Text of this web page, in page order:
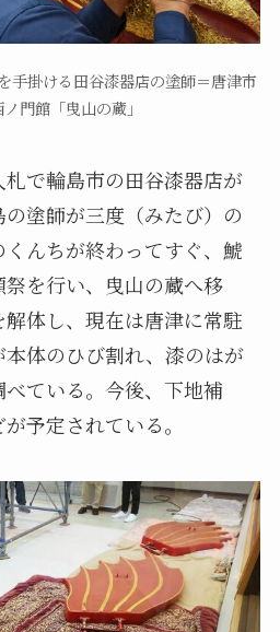
手掛ける田谷漆器店の塗師＝唐津市
門館「曳山の蔵」
で輪島市の田谷漆器店が
塗師が三度（みたび）の
んちが終わってすぐ、鯱
を行い、曳山の蔵へ移
体し、現在は唐津に常駐
体のひび割れ、漆のはが
ている。今後、下地補
予定されている。